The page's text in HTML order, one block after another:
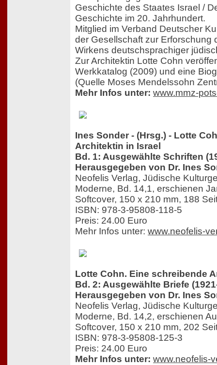
Geschichte des Staates Israel /
Geschichte im 20. Jahrhundert.
Mitglied im Verband Deutscher
der Gesellschaft zur Erforschung
Wirkens deutschsprachiger
Zur Architektin Lotte Cohn
Werkkatalog (2009) und eine
(Quelle Moses Mendelssohn
Mehr Infos unter: www.mmz-
Ines Sonder - (Hrsg.) - Lotte
Architektin in Israel
Bd. 1: Ausgewählte Schriften
Herausgegeben von Dr. Ines
Neofelis Verlag, Jüdische
Moderne, Bd. 14,1, erschienen
Softcover, 150 x 210 mm, 188
ISBN: 978-3-95808-118-5
Preis: 24.00 Euro
Mehr Infos unter: www.neofelis-
Lotte Cohn. Eine schreibende
Bd. 2: Ausgewählte Briefe
Herausgegeben von Dr. Ines
Neofelis Verlag, Jüdische
Moderne, Bd. 14,2, erschienen
Softcover, 150 x 210 mm, 202
ISBN: 978-3-95808-125-3
Preis: 24.00 Euro
Mehr Infos unter: www.neofelis-